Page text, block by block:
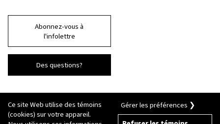
Abonnez-vous à
l'infolettre
Des questions?
Ce site Web utilise des témoins
(cookies) sur votre appareil.
Gérer les préférences ❯